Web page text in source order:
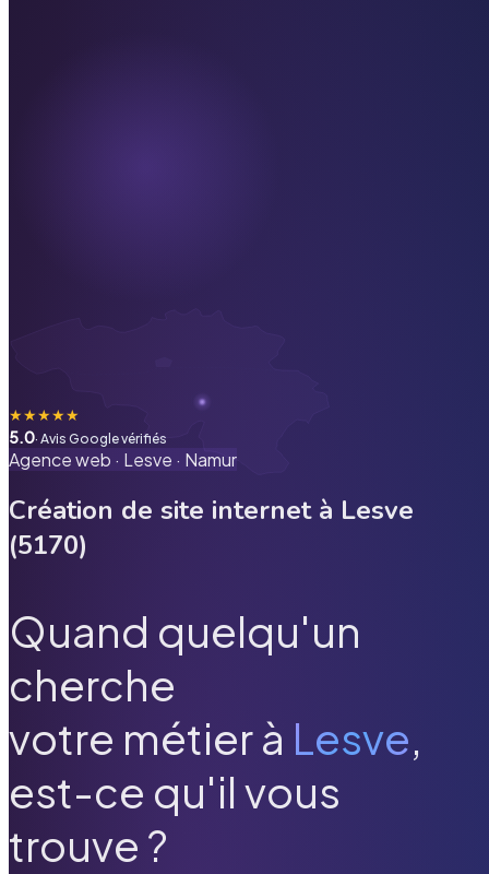
★★★★★
5.0· Avis Google vérifiés
Agence web · Lesve · Namur
Création de site internet à Lesve
(5170)
Quand quelqu'un
cherche
votre métier à Lesve,
est-ce qu'il vous
trouve ?